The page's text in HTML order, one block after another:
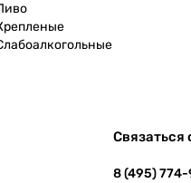
Связаться
8 (495)